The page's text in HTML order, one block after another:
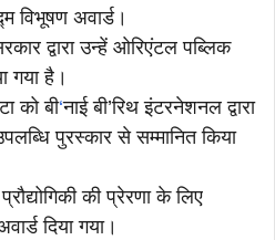
विभूषण अवार्ड।
द्वारा उन्हें ओरिएंटल पब्लिक
गया है।
को बी‘नाई बी’रिथ इंटरनेशनल द्वारा
पुरस्कार से सम्मानित किया
की प्रेरणा के लिए
दिया गया।